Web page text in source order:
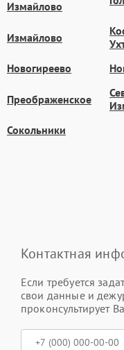
Измайлово
Измайлово
Новогиреево
Преображенское
Сокольники
Контактная
Если требуется
свои данные и
проконсультирует